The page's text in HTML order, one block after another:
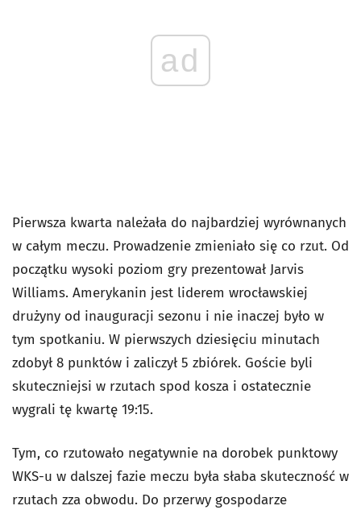
ad
Pierwsza kwarta należała do najbardziej wyrównanych
w całym meczu. Prowadzenie zmieniało się co rzut. Od
początku wysoki poziom gry prezentował Jarvis
Williams. Amerykanin jest liderem wrocławskiej
drużyny od inauguracji sezonu i nie inaczej było w
tym spotkaniu. W pierwszych dziesięciu minutach
zdobył 8 punktów i zaliczył 5 zbiórek. Goście byli
skuteczniejsi w rzutach spod kosza i ostatecznie
wygrali tę kwartę 19:15.
Tym, co rzutowało negatywnie na dorobek punktowy
WKS-u w dalszej fazie meczu była słaba skuteczność w
rzutach zza obwodu. Do przerwy gospodarze